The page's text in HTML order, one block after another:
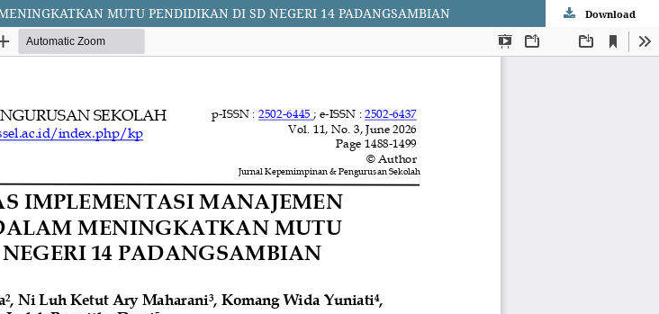
MUTU PENDIDIKAN DI SD NEGERI 14 PADANGSAMBIAN Download